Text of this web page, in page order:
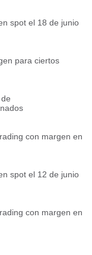
spot el 18 de junio
para ciertos
con margen en
spot el 12 de junio
con margen en